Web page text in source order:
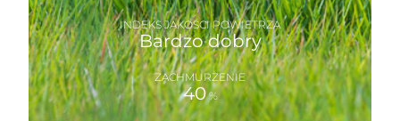
INDEKS JAKOŚCI POWIETRZA
Bardzo dobry
ZACHMURZENIE
40%